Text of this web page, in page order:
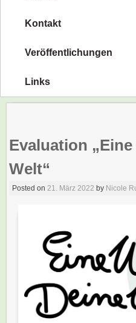
Kontakt
Veröffentlichungen
Links
Evaluation
Welt“
Posted on21. März 2022 by Nicole